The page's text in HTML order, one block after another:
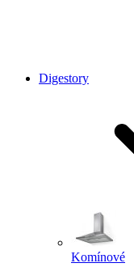
Digestory
Komínové